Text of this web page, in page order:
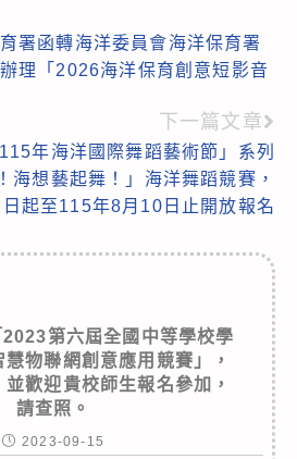
署函轉海洋委員會海洋保育署
理「2026海洋保育創意短影音
下一篇文章
年海洋國際舞蹈藝術節」系列
海想藝起舞！」海洋舞蹈競賽，
日起至115年8月10日止開放報名
第六屆全國中等學校學
物聯網創意應用競賽」，
歡迎貴校師生報名參加，
請查照。
2023-09-15